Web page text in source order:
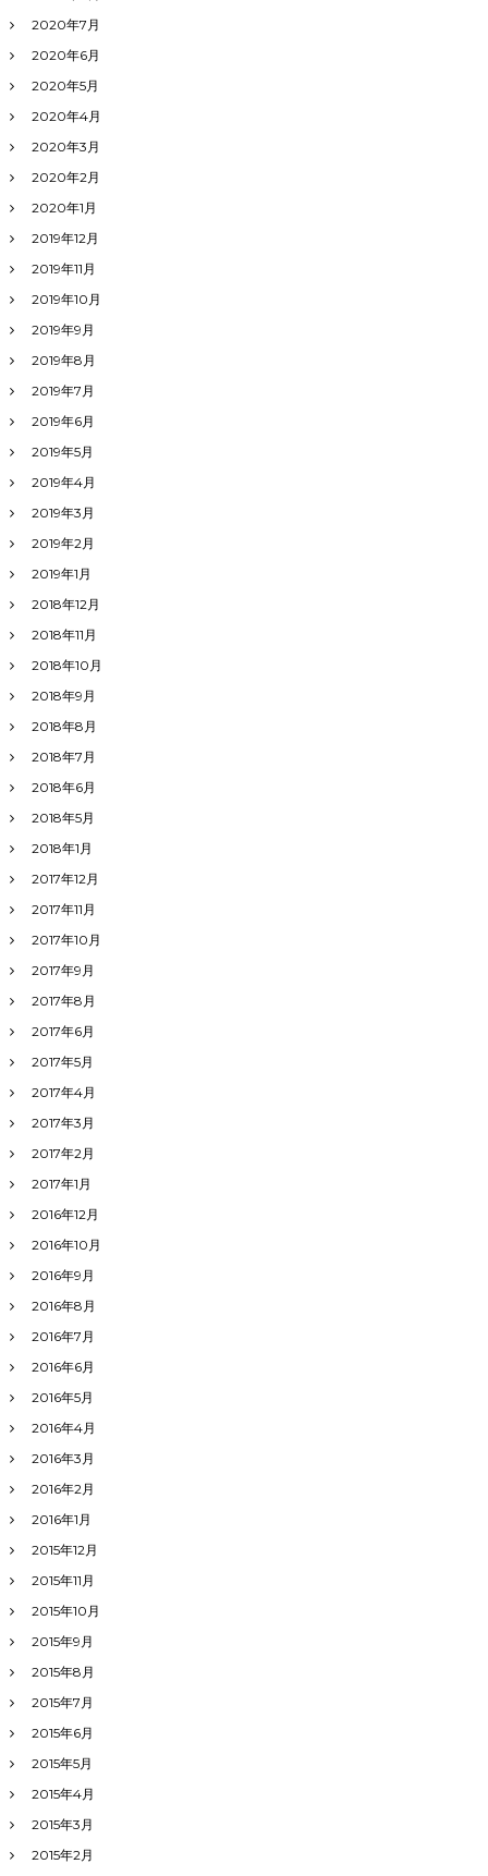
2020年7月
2020年6月
2020年5月
2020年4月
2020年3月
2020年2月
2020年1月
2019年12月
2019年11月
2019年10月
2019年9月
2019年8月
2019年7月
2019年6月
2019年5月
2019年4月
2019年3月
2019年2月
2019年1月
2018年12月
2018年11月
2018年10月
2018年9月
2018年8月
2018年7月
2018年6月
2018年5月
2018年1月
2017年12月
2017年11月
2017年10月
2017年9月
2017年8月
2017年6月
2017年5月
2017年4月
2017年3月
2017年2月
2017年1月
2016年12月
2016年10月
2016年9月
2016年8月
2016年7月
2016年6月
2016年5月
2016年4月
2016年3月
2016年2月
2016年1月
2015年12月
2015年11月
2015年10月
2015年9月
2015年8月
2015年7月
2015年6月
2015年5月
2015年4月
2015年3月
2015年2月